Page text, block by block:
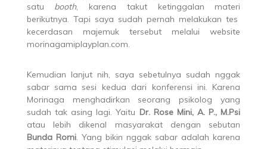
satu booth, karena takut ketinggalan materi
berikutnya. Tapi saya sudah pernah melakukan tes
kecerdasan majemuk tersebut melalui website
morinagamiplayplan.com.
Kemudian lanjut nih, saya sebetulnya sudah nggak
sabar sama sesi kedua dari konferensi ini. Karena
Morinaga menghadirkan seorang psikolog yang
sudah tak asing lagi. Yaitu Dr. Rose Mini, A. P., M.Psi
atau lebih dikenal masyarakat dengan sebutan
Bunda Romi. Yang bikin nggak sabar adalah karena